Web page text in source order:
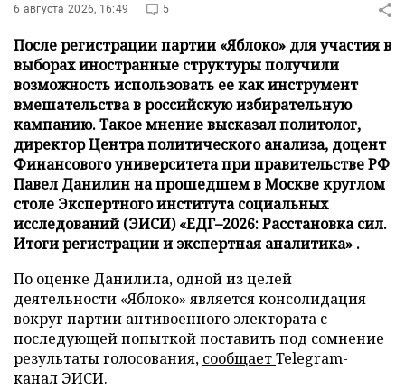
6 августа 2026, 16:49 5
После регистрации партии «Яблоко» для участия в
выборах иностранные структуры получили
возможность использовать ее как инструмент
вмешательства в российскую избирательную
кампанию. Такое мнение высказал политолог,
директор Центра политического анализа, доцент
Финансового университета при правительстве РФ
Павел Данилин на прошедшем в Москве круглом
столе Экспертного института социальных
исследований (ЭИСИ) «ЕДГ–2026: Расстановка сил.
Итоги регистрации и экспертная аналитика» .
По оценке Данилила, одной из целей
деятельности «Яблоко» является консолидация
вокруг партии антивоенного электората с
последующей попыткой поставить под сомнение
результаты голосования, сообщаетTelegram-
канал ЭИСИ.